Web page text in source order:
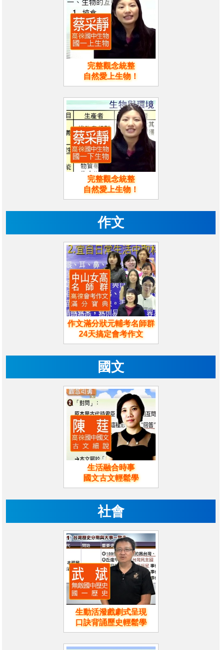
完整觀念統整
自然愛上生物！
完整觀念統整
自然愛上生物！
作文
作文滿分狀元輔考名師群
24天搞定會考作文
國文
生活融合時事
國文古文輕鬆學
社會
生動活潑戲劇式呈現
口訣背誦歷史輕鬆學